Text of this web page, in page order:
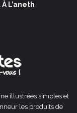
L’aneth
illustrées simples et
les produits de